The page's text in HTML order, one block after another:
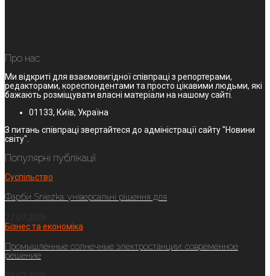
Про нас
Ми відкриті для взаємовигідної співпраці з репортерами,
редакторами, кореспондентами та просто цікавими людьми, які
бажають розміщувати власні матеріали на нашому сайті.
01133, Київ, Україна
З питань співпраці звертайтеся до адміністрації сайту "Новини
світу".
Популярні публікації
Суспільство
Фарби Sniezka: універсальні рішення для
Бізнес та економіка
Промышленные солнечные электростанции: современное
решение